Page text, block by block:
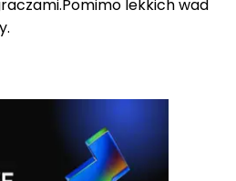
lekkich wad